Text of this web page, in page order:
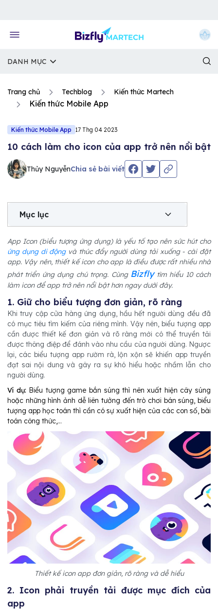
DANH MỤC
Trang chủ Techblog Kiến thức Martech
Kiến thức Mobile App
Kiến thức Mobile App 17 Thg 04 2023
10 cách làm cho icon của app trở nên nổi bật
Thủy NguyễnChia sẻ bài viết
Mục lục
App Icon (biểu tượng ứng dụng) là yếu tố tạo nên sức hút cho
ứng dụng di độngvà thúc đẩy người dùng tải xuống - cài đặt
app. Vậy nên, thiết kế icon cho app là điều được rất nhiều nhà
phát triển ứng dụng chú trọng. Cùng Bizflytìm hiểu 10 cách
làm icon để app trở nên nổi bật hơn ngay dưới đây.
1. Giữ cho biểu tượng đơn giản, rõ ràng
Khi truy cập cửa hàng ứng dụng, hầu hết người dùng đều đã
có mục tiêu tìm kiếm của riêng mình. Vậy nên, biểu tượng app
cần được thiết kế đơn giản và rõ ràng mới có thể truyền tải
được thông điệp để đánh vào nhu cầu của người dùng. Ngược
lại, các biểu tượng app rườm rà, lộn xộn sẽ khiến app truyền
đạt sai nội dung và gây ra sự khó hiểu hoặc nhầm lẫn cho
người dùng.
Ví dụ: Biểu tượng game bắn súng thì nên xuất hiện cây súng
hoặc những hình ảnh dễ liên tưởng đến trò chơi bán súng, biểu
tượng app học toán thì cần có sự xuất hiện của các con số, bài
toán công thức,...
Thiết kế icon app đơn giản, rõ ràng và dễ hiểu
2. Icon phải truyền tải được mục đích của
app